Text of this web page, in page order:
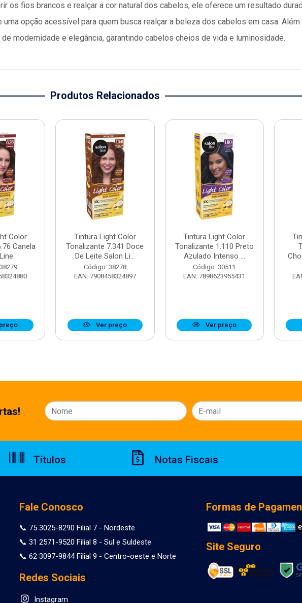
os fios brancos e realçar a cor natural dos cabelos, ele oferece um resultado
opção acessível para quem busca realçar a beleza dos cabelos em casa.
modernidade e elegância, garantindo cabelos cheios de vida e luminosidade.
Produtos Relacionados
Color
Canela
Tintura Light Color
Tonalizante 7.341 Doce
De Leite Salon Li...
Código: 38278
EAN: 7908458324897
Ver preço
Tintura Light Color
Tonalizante 1.110 Preto
Azulado Intenso ...
Código: 30511
EAN: 7898623955431
Ver preço
Títulos Notas Fiscais
Fale Conosco
📞 75 3025-8290 Filial 7 - Nordeste
📞 31 2571-9520 Filial 8 - Sul e Suldeste
📞 62 3097-9844 Filial 9 - Centro-oeste e Norte
Redes Sociais
Instagram
Formas de
Site Seguro